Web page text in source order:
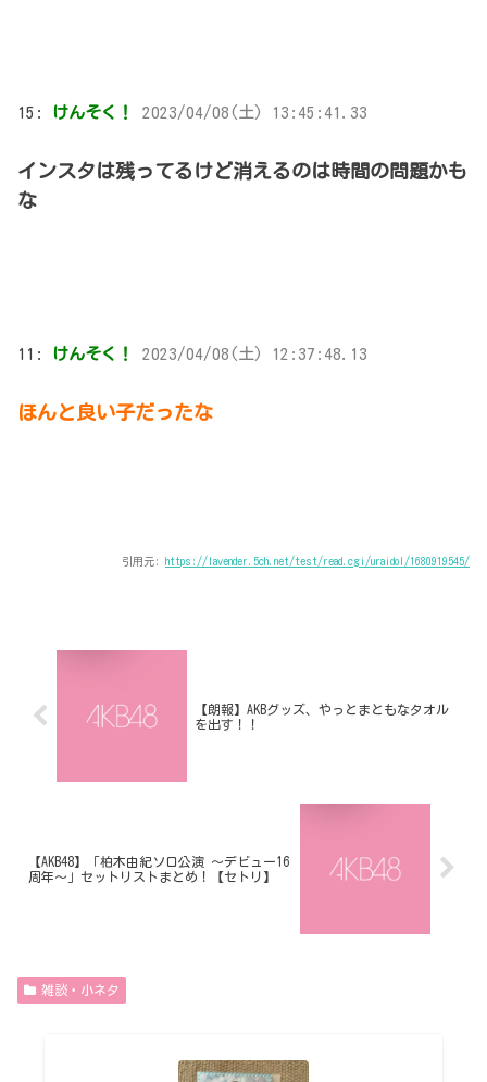
15: けんそく！ 2023/04/08(土) 13:45:41.33
インスタは残ってるけど消えるのは時間の問題かも
な
11: けんそく！ 2023/04/08(土) 12:37:48.13
ほんと良い子だったな
引用元: https://lavender.5ch.net/test/read.cgi/uraidol/1680919545/
【朗報】AKBグッズ、やっとまともなタオル
を出す！！
【AKB48】「柏木由紀ソロ公演 ～デビュー16
周年～」セットリストまとめ！【セトリ】
雑談・小ネタ